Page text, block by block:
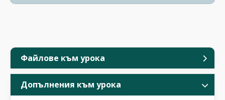
Файлове към урока
Допълнения към урока